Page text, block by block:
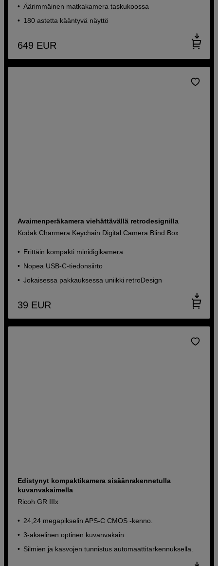
Äärimmäinen matkakamera taskukoossa
180 astetta kääntyvä näyttö
649 EUR
Avaimenperäkamera viehättävällä retrodesignilla
Kodak Charmera Keychain Digital Camera Blind Box
Erittäin kompakti minidigikamera
Nopea USB-C-tiedonsiirto
Jokaisessa pakkauksessa uniikki retroDesign
39 EUR
Edistynyt kompaktikamera sisäänrakennetulla
kuvanvakaimella
Ricoh GR IIIx
24,24 megapikselin APS-C CMOS -kenno.
3-akselinen optinen kuvanvakain.
Silmien ja kasvojen tunnistus automaattitarkennuksella.